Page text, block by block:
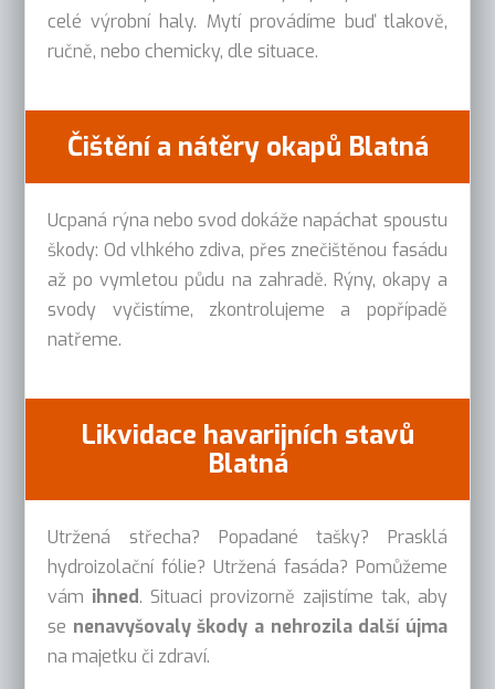
celé výrobní haly. Mytí provádíme buď tlakově,
ručně, nebo chemicky, dle situace.
Čištění a nátěry okapů Blatná
Ucpaná rýna nebo svod dokáže napáchat spoustu
škody: Od vlhkého zdiva, přes znečištěnou fasádu
až po vymletou půdu na zahradě. Rýny, okapy a
svody vyčistíme, zkontrolujeme a popřípadě
natřeme.
Likvidace havarijních stavů
Blatná
Utržená střecha? Popadané tašky? Prasklá
hydroizolační fólie? Utržená fasáda? Pomůžeme
vám ihned. Situaci provizorně zajistíme tak, aby
se nenavyšovaly škody a nehrozila další újma
na majetku či zdraví.